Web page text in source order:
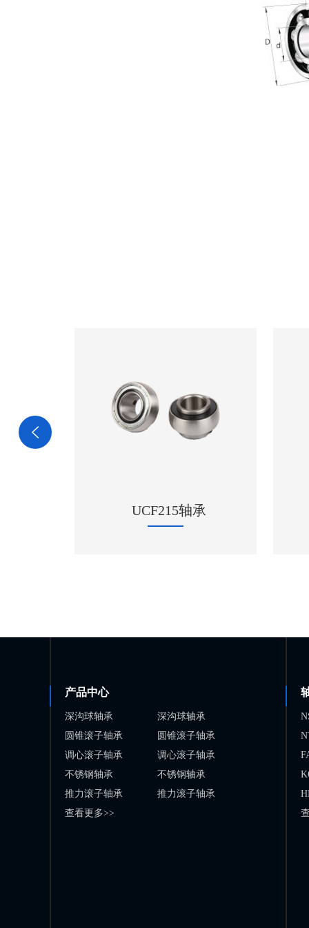
51210 进口NSK轴承
产品中心
深沟球轴承
圆锥滚子轴承
调心滚子轴承
不锈钢轴承
推力滚子轴承
查看更多>>
深沟球轴承
圆锥滚子轴承
调心滚子轴承
不锈钢轴承
推力滚子轴承